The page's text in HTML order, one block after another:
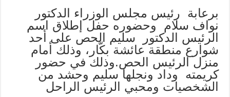
برعابة رئيس مجلس الوزراء الدكتور
نواف سلام وحضوره حفل إطلاق اسم
الرئيس الدكتور سليم الحص على أحد
شوارع منطقة عائشة بكّار، وذلك أمام
منزل الرئيس الحص.وذلك في حضور
كريمته وداد ونجلها سليم وحشد من
الشخصيات ومحبي الرئيس الراحل